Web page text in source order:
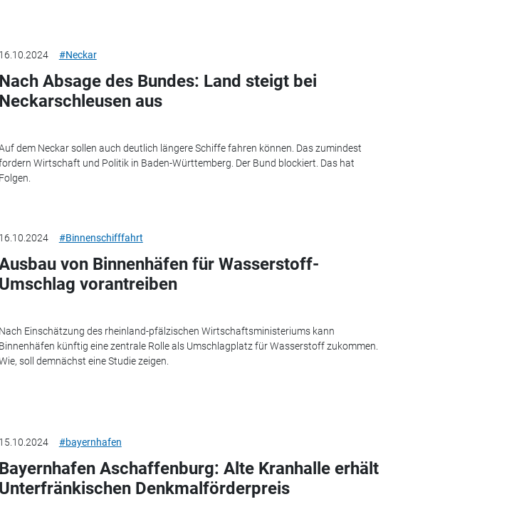
16.10.2024 #Neckar
Nach Absage des Bundes: Land steigt bei
Neckarschleusen aus
dem Neckar sollen auch deutlich längere Schiffe fahren können. Das zumindest
Wirtschaft und Politik in Baden-Württemberg. Der Bund blockiert. Das hat
Folgen.
16.10.2024 #Binnenschifffahrt
von Binnenhäfen für Wasserstoff-
Umschlag vorantreiben
Nach Einschätzung des rheinland-pfälzischen Wirtschaftsministeriums kann
Binnenhäfen künftig eine zentrale Rolle als Umschlagplatz für Wasserstoff zukommen.
soll demnächst eine Studie zeigen.
15.10.2024 #bayernhafen
Bayernhafen Aschaffenburg: Alte Kranhalle erhält
Unterfränkischen Denkmalförderpreis